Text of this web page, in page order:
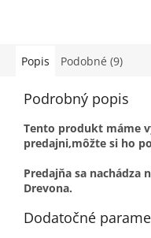
Popis Podobné (9)
Podrobný popis
Tento produkt máme
predajni,môžte si ho
Predajňa sa nachádza
Drevona.
Dodatočné